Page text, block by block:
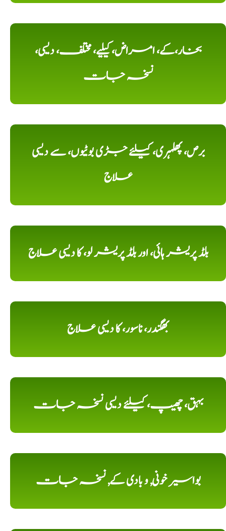
بخار،کے، امراض، کیلیے، مختلف، دیسی،
نسخہ جات
برص، پھلہری، کیلئے جڑی بوٹیوں، سے دیسی
علاج
بلڈ پریشر ہائی، اور بلڈ پریشر لو، کا دیسی علاج
بھگندر، ناسور، کا دیسی علاج
بہق، چھیپ، کیلئے دیسی نسخہ جات
بواسیر خونی, و بادی کے, نسخہ جات